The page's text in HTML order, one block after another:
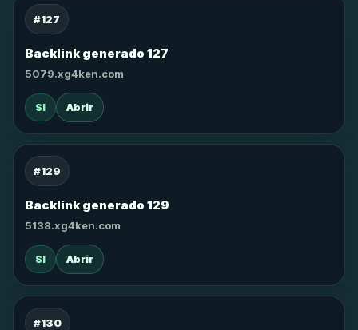
#127
Backlink generado 127
5079.xg4ken.com
SI Abrir
#129
Backlink generado 129
5138.xg4ken.com
SI Abrir
#130